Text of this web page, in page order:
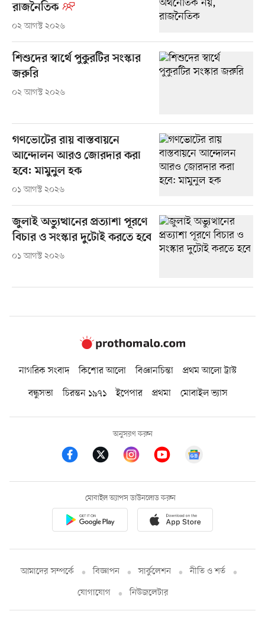
রাজনৈতিক
০২ আগস্ট ২০২৬
শিশুদের স্বার্থে পুকুরটির সংস্কার
জরুরি
০২ আগস্ট ২০২৬
গণভোটের রায় বাস্তবায়নে
আন্দোলন আরও জোরদার করা
হবে: মামুনুল হক
০১ আগস্ট ২০২৬
জুলাই অভ্যুত্থানের প্রত্যাশা পূরণে
বিচার ও সংস্কার দুটোই করতে হবে
০১ আগস্ট ২০২৬
নাগরিক সংবাদ কিশোর আলো বিজ্ঞানচিন্তা
প্রথম আলো ট্রাস্ট
বন্ধুসভা
চিরন্তন ১৯৭১ ইপেপার প্রথমা মোবাইল ভ্যাস
অনুসরণ করুন
মোবাইল অ্যাপস ডাউনলোড করুন
আমাদের সম্পর্কে বিজ্ঞাপন সার্কুলেশন
নীতি ও শর্ত
যোগাযোগ
নিউজলেটার